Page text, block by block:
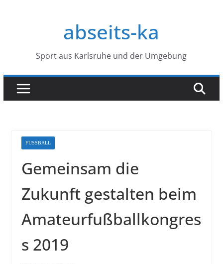
abseits-ka
Sport aus Karlsruhe und der Umgebung
FUSSBALL
Gemeinsam die
Zukunft gestalten beim
Amateurfußballkongres
s 2019